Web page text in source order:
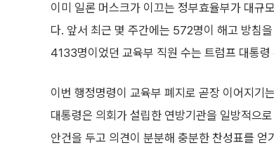
이미 일론 머스크가 이끄는 정부효율부가 대규
다. 앞서 최근 몇 주간에는 572명이 해고 방침
4133명이었던 교육부 직원 수는 트럼프 대통
이번 행정명령이 교육부 폐지로 곧장 이어지기
대통령은 의회가 설립한 연방기관을 일방적으
안건을 두고 의견이 분분해 충분한 찬성표를 얻